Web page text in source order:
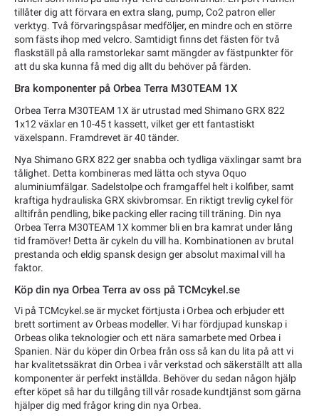
tillåter dig att förvara en extra slang, pump, Co2 patron eller
verktyg. Två förvaringspåsar medföljer, en mindre och en större
som fästs ihop med velcro. Samtidigt finns det fästen för två
flaskställ på alla ramstorlekar samt mängder av fästpunkter för
att du ska kunna få med dig allt du behöver på färden.
Bra komponenter på Orbea Terra M30TEAM 1X
Orbea Terra M30TEAM 1X är utrustad med Shimano GRX 822
1x12 växlar en 10-45 t kassett, vilket ger ett fantastiskt
växelspann. Framdrevet är 40 tänder.
Nya Shimano GRX 822 ger snabba och tydliga växlingar samt bra
tålighet. Detta kombineras med lätta och styva Oquo
aluminiumfälgar. Sadelstolpe och framgaffel helt i kolfiber, samt
kraftiga hydrauliska GRX skivbromsar. En riktigt trevlig cykel för
alltifrån pendling, bike packing eller racing till träning. Din nya
Orbea Terra M30TEAM 1X kommer bli en bra kamrat under lång
tid framöver! Detta är cykeln du vill ha. Kombinationen av brutal
prestanda och eldig spansk design ger absolut maximal vill ha
faktor.
Köp din nya Orbea Terra av oss på TCMcykel.se
Vi på TCMcykel.se är mycket förtjusta i Orbea och erbjuder ett
brett sortiment av Orbeas modeller. Vi har fördjupad kunskap i
Orbeas olika teknologier och ett nära samarbete med Orbea i
Spanien. När du köper din Orbea från oss så kan du lita på att vi
har kvalitetssäkrat din Orbea i vår verkstad och säkerställt att alla
komponenter är perfekt inställda. Behöver du sedan någon hjälp
efter köpet så har du tillgång till vår rosade kundtjänst som gärna
hjälper dig med frågor kring din nya Orbea.